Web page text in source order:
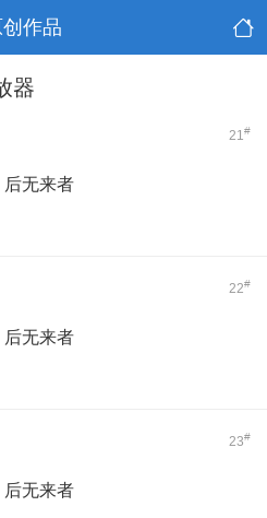
创作品
器
21#
后无来者
22#
后无来者
23#
后无来者